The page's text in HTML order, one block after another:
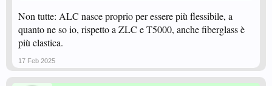
Non tutte: ALC nasce proprio per essere più flessibile, a
quanto ne so io, rispetto a ZLC e T5000, anche fiberglass è
più elastica.
17 Feb 2025